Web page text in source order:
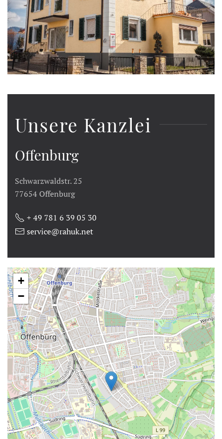
Unsere Kanzlei
Offenburg
Schwarzwaldstr. 25
77654 Offenburg
+ 49 781 6 39 05 30
service@rahuk.net
+
−